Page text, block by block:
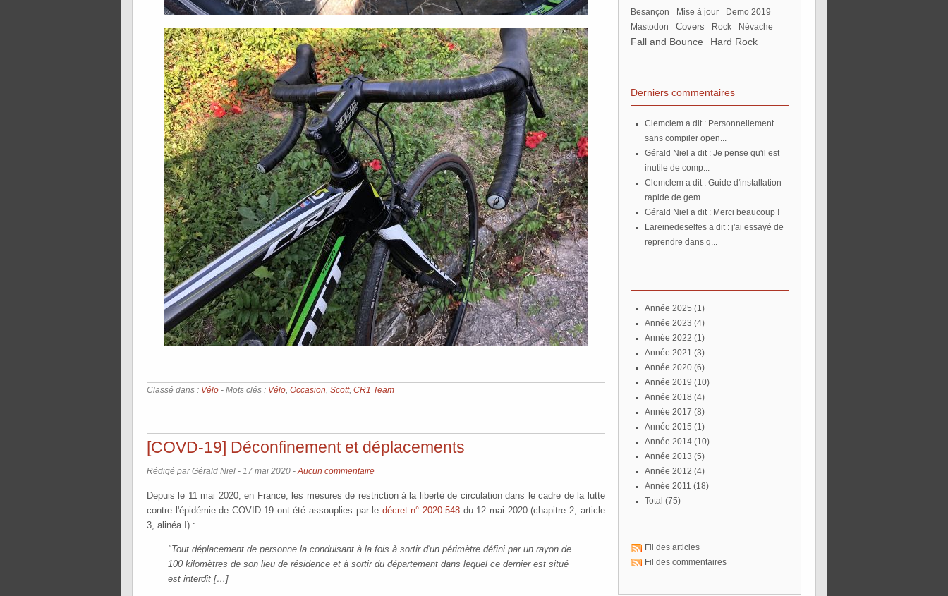
Classé dans : Vélo - Mots clés : Vélo Occasion Scott, CR1 Team
[COVD-19] Déconfinement et déplacements
Rédigé par Gérald Niel - 17 mai 2020 - Aucun commentaire
Depuis le 11 mai 2020, en France, les mesures de restriction à la liberté de circulation dans le cadre de la lutte
contre l'épidémie de COVID-19 ont été assouplies par le décret n° 2020-548 du 12 mai 2020 (chapitre 2, article
3, alinéa I) :
"Tout déplacement de personne la conduisant à la fois à sortir d'un périmètre défini par un rayon de
100 kilomètres de son lieu de résidence et à sortir du département dans lequel ce dernier est situé
est interdit […]
Besançon mise à jour
Demo 2019
Mastodon
Covers rock Névache
Fall and Bounce Hard Rock
Derniers commentaires
Clemclem a dit : Personnellement
sans compiler open...
Gérald Niel a dit : Je pense qu'il est
inutile de comp...
Clemclem a dit : Guide d'installation
rapide de gem...
Gérald Niel a dit : Merci beaucoup !
lareinedeselfes a dit : j'ai essayé de
reprendre dans q...
année 2025 (1)
année 2023 (4)
année 2022 (1)
année 2021 (3)
année 2020 (6)
année 2019 (10)
année 2018 (4)
année 2017 (8)
année 2015 (1)
année 2014 (10)
année 2013 (5)
année 2012 (4)
année 2011 (18)
total(75)
Fil des articles
Fil des commentaires